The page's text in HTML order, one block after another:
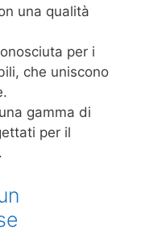
una qualità
per i
che uniscono
gamma di
per il